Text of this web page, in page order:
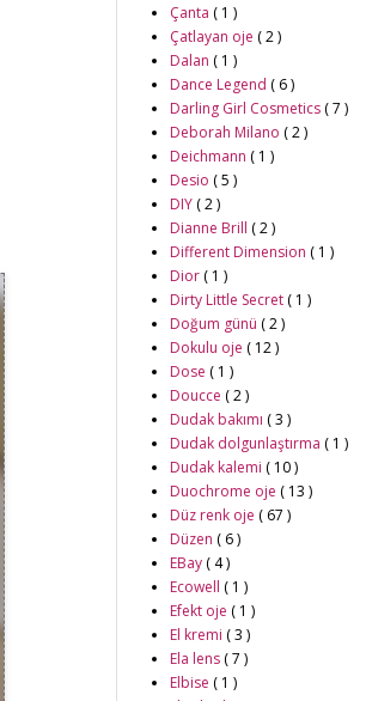
Çanta ( 1 )
Çatlayan oje ( 2 )
Dalan ( 1 )
Dance Legend ( 6 )
Darling Girl Cosmetics ( 7 )
Deborah Milano ( 2 )
Deichmann ( 1 )
Desio ( 5 )
DIY ( 2 )
Dianne Brill ( 2 )
Different Dimension ( 1 )
Dior ( 1 )
Dirty Little Secret ( 1 )
Doğum günü ( 2 )
Dokulu oje ( 12 )
Dose ( 1 )
Doucce ( 2 )
Dudak bakımı ( 3 )
Dudak dolgunlaştırma ( 1 )
Dudak kalemi ( 10 )
Duochrome oje ( 13 )
Düz renk oje ( 67 )
Düzen ( 6 )
EBay ( 4 )
Ecowell ( 1 )
Efekt oje ( 1 )
El kremi ( 3 )
Ela lens ( 7 )
Elbise ( 1 )